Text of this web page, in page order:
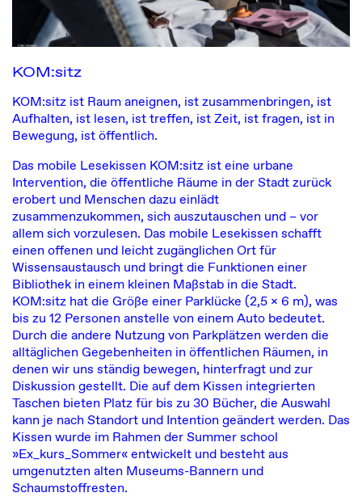
KOM:sitz
KOM:sitz ist Raum aneignen, ist zusammenbringen, ist
Aufhalten, ist lesen, ist treffen, ist Zeit, ist fragen, ist in
Bewegung, ist öffentlich.
Das mobile Lesekissen KOM:sitz ist eine urbane
Intervention, die öffentliche Räume in der Stadt zurück
erobert und Menschen dazu einlädt
zusammenzukommen, sich auszutauschen und – vor
allem sich vorzulesen. Das mobile Lesekissen schafft
einen offenen und leicht zugänglichen Ort für
Wissensaustausch und bringt die Funktionen einer
Bibliothek in einem kleinen Maßstab in die Stadt.
KOM:sitz hat die Größe einer Parklücke (2,5 x 6 m), was
bis zu 12 Personen anstelle von einem Auto bedeutet.
Durch die andere Nutzung von Parkplätzen werden die
alltäglichen Gegebenheiten in öffentlichen Räumen, in
denen wir uns ständig bewegen, hinterfragt und zur
Diskussion gestellt. Die auf dem Kissen integrierten
Taschen bieten Platz für bis zu 30 Bücher, die Auswahl
kann je nach Standort und Intention geändert werden. Das
Kissen wurde im Rahmen der Summer school
»Ex_kurs_Sommer« entwickelt und besteht aus
umgenutzten alten Museums-Bannern und
Schaumstoffresten.